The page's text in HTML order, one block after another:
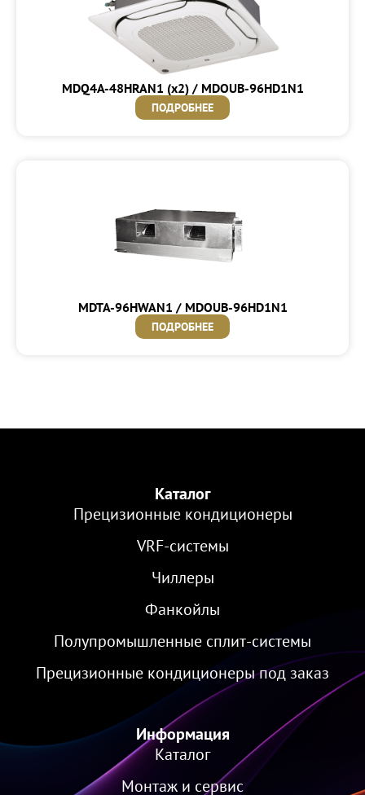
MDQ4A-48HRAN1 (x2) / MDOUB-96HD1N1
ПОДРОБНЕЕ
MDTA-96HWAN1 / MDOUB-96HD1N1
ПОДРОБНЕЕ
Каталог
Прецизионные кондиционеры
VRF-cистемы
Чиллеры
Фанкойлы
Полупромышленные сплит-системы
Прецизионные кондиционеры под заказ
Информация
Каталог
Монтаж и сервис